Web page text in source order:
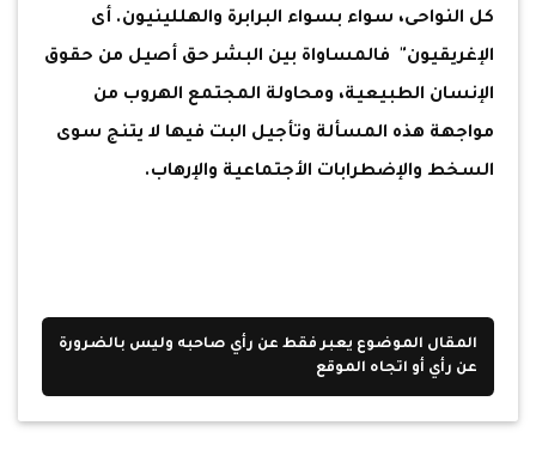
كل النواحى، سواء بسواء البرابرة والهللينيون. أى
الإغريقيون" فالمساواة بين البشر حق أصيل من حقوق
الإنسان الطبيعية، ومحاولة المجتمع الهروب من
مواجهة هذه المسألة وتأجيل البت فيها لا يتنج سوى
السخط والإضطرابات الأجتماعية والإرهاب.
المقال الموضوع يعبر فقط عن رأي صاحبه وليس بالضرورة
عن رأي أو اتجاه الموقع